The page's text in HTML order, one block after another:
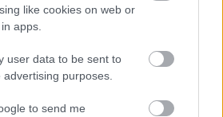
like cookies on web or
apps.
user data to be sent to
purposes.
to send me
cseh #hrabal #nymburk